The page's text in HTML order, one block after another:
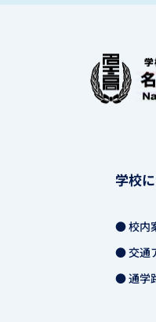
学校
● 校内
● 交通
● 通学